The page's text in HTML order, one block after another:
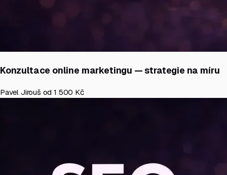
Konzultace online marketingu — strategie na míru
Pavel Jirouš od 1 500 Kč